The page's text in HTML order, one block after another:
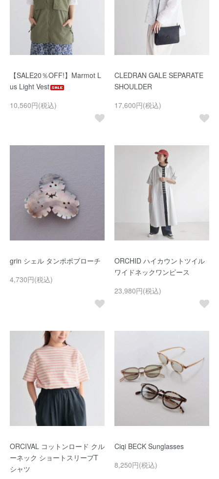
【SALE20％OFF!】Marmot L
us Light Vest
10,560円(税込)
CLEDRAN GALE SEPARATE
SHOULDER
17,600円(税込)
grin シェル タンポポブローチ
4,730円(税込)
ORCHID ハイカウントツイル
ワイドネックワンピース
23,980円(税込)
ORCIVAL コットンロード クル
ーネック ショートスリーブT
シャツ
Ciqi BECK Sunglasses
8,250円(税込)